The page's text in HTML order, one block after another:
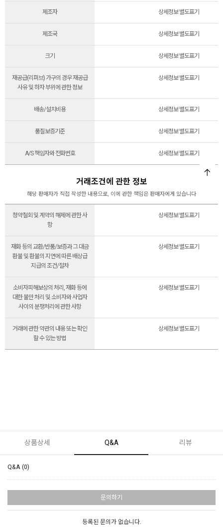
제조자 상세정보 별도표기
제조국 상세정보 별도표기
크기 상세정보 별도표기
재공급(리퍼브) 가구의 경우 재공급
사유 및 하자 부위에 관한 정보
상세정보 별도표기
배송/설치비용 상세정보 별도표기
품질보증기준 상세정보 별도표기
A/S 책임자와 전화번호 상세정보 별도표기
거래조건에 관한 정보
해당 판매자가 직접 작성한 내용으로, 이에 관한 책임은 판매자에게 있습니다
청약철회 및 계약의 해제에 관한 사
항
상세정보 별도표기
재화 등의 교환/반품/보증과 그 대금
환불 및 환불의 지연에 따른 배상급
지급의 조건/절차
상세정보 별도표기
소비자피해보상의 처리, 재화 등에
대한 불만 처리 및 소비자와 사업자
사이의 분쟁처리에 관한 사항
상세정보 별도표기
거래에 관한 약관의 내용 또는 확인
할 수 있는 방법
상세정보 별도표기
상품상세 Q&A 리뷰
Q&A (0)
문의하기
등록된 문의가 없습니다.